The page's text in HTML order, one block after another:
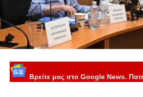
Βρείτε μας στο Google News.